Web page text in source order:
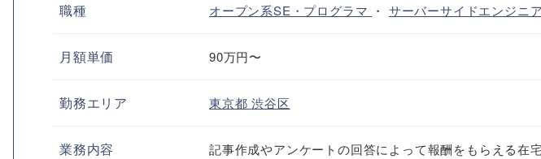
職種 オープン系SE・プログラマ ・ サーバーサイドエンジニア
月額単価 90万円〜
勤務エリア 東京都渋谷区
業務内容
記事作成やアンケートの回答によって報酬をもらえる在